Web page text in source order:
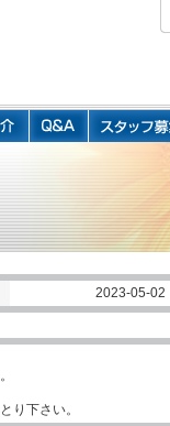
2023-05-02
り下さい。